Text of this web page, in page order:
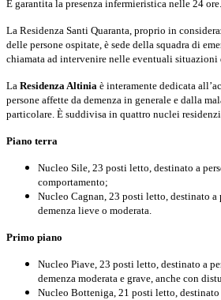
È garantita la presenza infermieristica nelle 24 ore.
La Residenza Santi Quaranta, proprio in
delle persone ospitate, è sede della squadra di
chiamata ad intervenire nelle eventuali
La Residenza Altinia è interamente dedicata
persone affette da demenza in generale e dalla
particolare. È suddivisa in quattro nuclei
Piano terra
Nucleo Sile, 23 posti letto, destinato a
comportamento;
Nucleo Cagnan, 23 posti letto, destinato a
demenza lieve o moderata.
Primo piano
Nucleo Piave, 23 posti letto, destinato a
demenza moderata e grave, anche con
Nucleo Botteniga, 21 posti letto, destinato